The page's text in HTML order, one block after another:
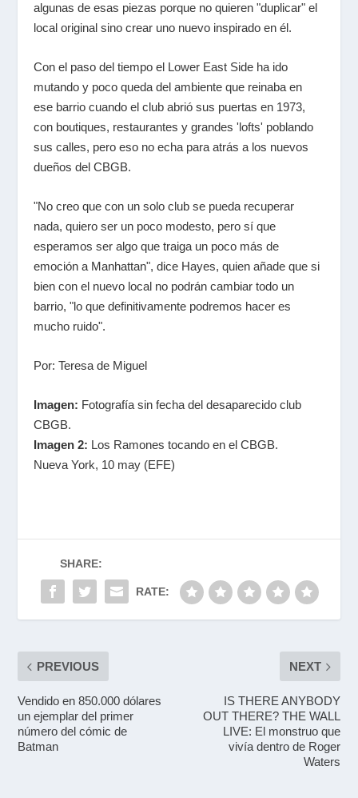
algunas de esas piezas porque no quieren "duplicar" el
local original sino crear uno nuevo inspirado en él.
Con el paso del tiempo el Lower East Side ha ido
mutando y poco queda del ambiente que reinaba en
ese barrio cuando el club abrió sus puertas en 1973,
con boutiques, restaurantes y grandes 'lofts' poblando
sus calles, pero eso no echa para atrás a los nuevos
dueños del CBGB.
"No creo que con un solo club se pueda recuperar
nada, quiero ser un poco modesto, pero sí que
esperamos ser algo que traiga un poco más de
emoción a Manhattan", dice Hayes, quien añade que si
bien con el nuevo local no podrán cambiar todo un
barrio, "lo que definitivamente podremos hacer es
mucho ruido".
Por: Teresa de Miguel
Imagen: Fotografía sin fecha del desaparecido club
CBGB.
Imagen 2: Los Ramones tocando en el CBGB.
Nueva York, 10 may (EFE)
SHARE:
RATE:
PREVIOUS
Vendido en 850.000 dólares
un ejemplar del primer
número del cómic de
Batman
NEXT
IS THERE ANYBODY
OUT THERE? THE WALL
LIVE: El monstruo que
vivía dentro de Roger
Waters